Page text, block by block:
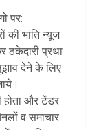
पर:
की भांति न्यूज
ठकेदारी प्रथा
देने के लिए
होता और टेंडर
व समाचार